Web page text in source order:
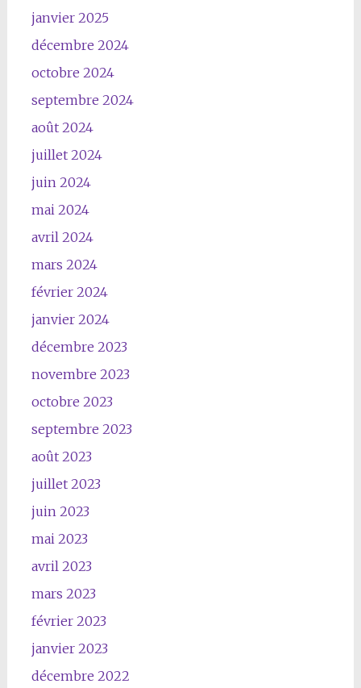
janvier 2025
décembre 2024
octobre 2024
septembre 2024
août 2024
juillet 2024
juin 2024
mai 2024
avril 2024
mars 2024
février 2024
janvier 2024
décembre 2023
novembre 2023
octobre 2023
septembre 2023
août 2023
juillet 2023
juin 2023
mai 2023
avril 2023
mars 2023
février 2023
janvier 2023
décembre 2022